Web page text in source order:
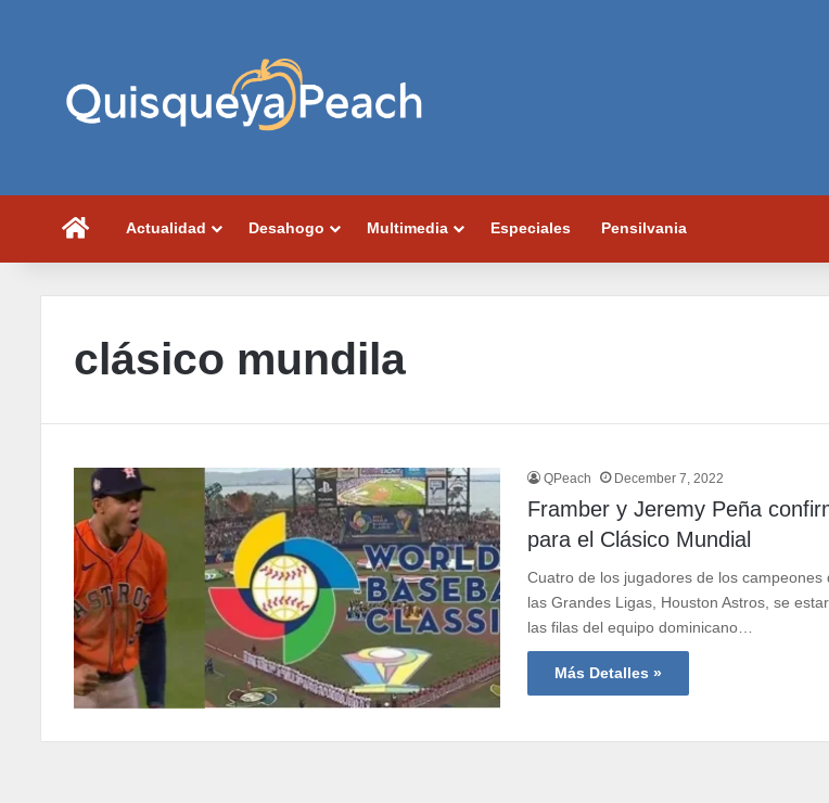
PortadaActualidad Desahogo Multimedia Especiales Pensilvania
clásico mundila
QPeach December 7, 2022
Framber y Jeremy Peña
para el Clásico Mundial
Cuatro de los jugadores de los campeones
las Grandes Ligas, Houston Astros, se
las filas del equipo dominicano…
Más Detalles »